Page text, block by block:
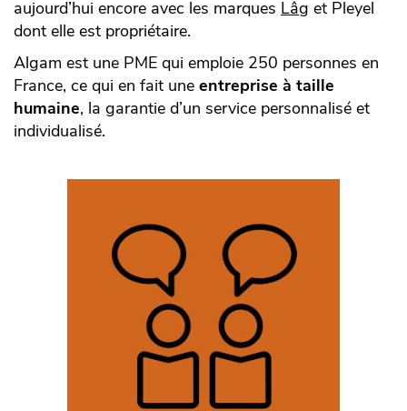
aujourd’hui encore avec les marques Lâg et Pleyel
dont elle est propriétaire.
Algam est une PME qui emploie 250 personnes en
France, ce qui en fait une entreprise à taille
humaine, la garantie d’un service personnalisé et
individualisé.